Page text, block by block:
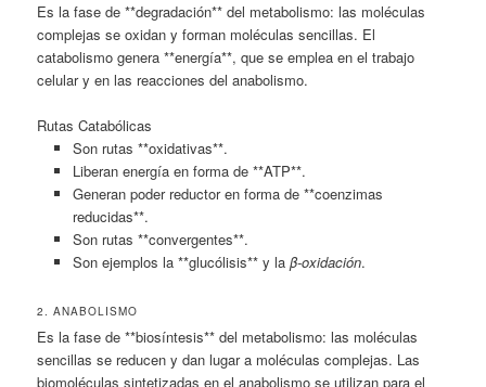
Es la fase de **degradación** del metabolismo: las moléculas
complejas se oxidan y forman moléculas sencillas. El
catabolismo genera **energía**, que se emplea en el trabajo
celular y en las reacciones del anabolismo.
Rutas Catabólicas
Son rutas **oxidativas**.
Liberan energía en forma de **ATP**.
Generan poder reductor en forma de **coenzimas
reducidas**.
Son rutas **convergentes**.
Son ejemplos la **glucólisis** y la β-oxidación.
2. ANABOLISMO
Es la fase de **biosíntesis** del metabolismo: las moléculas
sencillas se reducen y dan lugar a moléculas complejas. Las
biomoléculas sintetizadas en el anabolismo se utilizan para el